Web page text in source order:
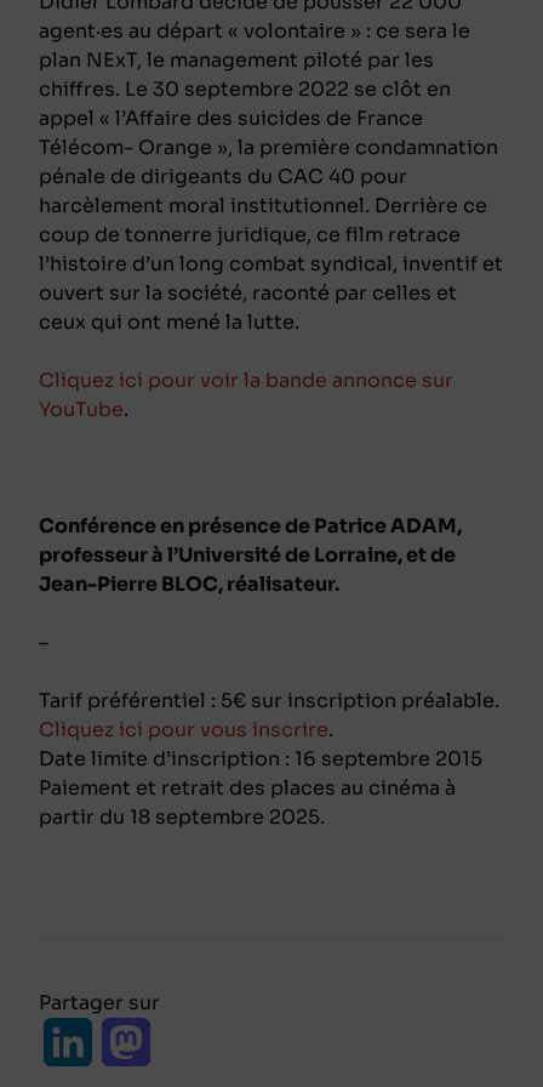
agent·es au départ « volontaire » : ce sera le
plan NExT, le management piloté par les
chiffres. Le 30 septembre 2022 se clôt en
appel « l’Affaire des suicides de France
Télécom- Orange », la première condamnation
pénale de dirigeants du CAC 40 pour
harcèlement moral institutionnel. Derrière ce
coup de tonnerre juridique, ce film retrace
l’histoire d’un long combat syndical, inventif et
ouvert sur la société, raconté par celles et
ceux qui ont mené la lutte.
Cliquez ici pour voir la bande annonce sur
YouTube.
Conférence en présence de Patrice ADAM,
professeur à l’Université de Lorraine, et de
Jean-Pierre BLOC, réalisateur.
–
Tarif préférentiel : 5€ sur inscription préalable.
Cliquez ici pour vous inscrire.
Date limite d’inscription : 16 septembre 2015
Paiement et retrait des places au cinéma à
partir du 18 septembre 2025.
Partager sur